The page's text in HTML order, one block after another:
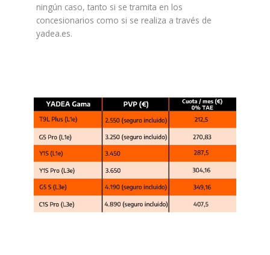
ningún caso, tanto si se tramita en los
concesionarios como si se realiza a través de
yadea.es.